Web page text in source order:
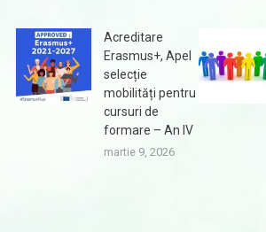
Acreditare
Erasmus+, Apel
selecție
mobilități pentru
cursuri de
formare – An IV
martie 9, 2026